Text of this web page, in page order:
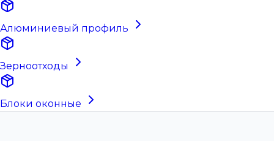
Алюминиевый профиль
Зерноотходы
Блоки оконные